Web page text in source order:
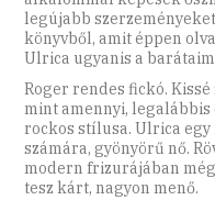
legújabb
könyvből, amit éppen
Ulrica ugyanis a
Roger rendes fickó.
mint amennyi,
rockos stílusa. Ulrica
számára, gyönyörű nő.
modern frizurájában
tesz kárt, nagyon menő.